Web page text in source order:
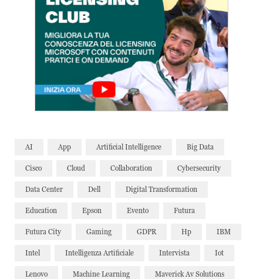
AI App Artificial Intelligence Big Data
Cisco Cloud Collaboration Cybersecurity
Data Center Dell Digital Transformation
Education Epson Evento Futura
Futura City Gaming GDPR Hp IBM
Intel Intelligenza Artificiale Intervista Iot
Lenovo Machine Learning Maverick Av Solutions